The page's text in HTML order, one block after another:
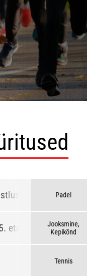
Padel
etapp
Jooksmine,
Kepikõnd
Tennis